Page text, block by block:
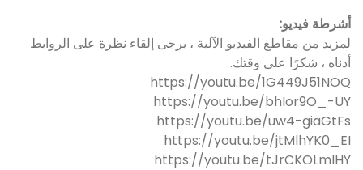
أشرطة فيديو:
لمزيد من مقاطع الفيديو الآلية ، يرجى إلقاء نظرة على الروابط
أدناه ، شكرًا على وقتك.
https://youtu.be/1G449J51NOQ
https://youtu.be/bhIor9O_-UY
https://youtu.be/uw4-giaGtFs
https://youtu.be/jtMlhYK0_EI
https://youtu.be/tJrCKOLmlHY